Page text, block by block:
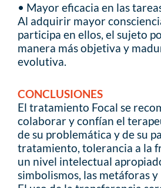
• Mayor eficacia en las
Al adquirir mayor
participa en ellos, el sujeto
manera más objetiva y
evolutiva.
CONCLUSIONES
El tratamiento Focal se
colaborar y confían el
de su problemática y de su
tratamiento, tolerancia a la
un nivel intelectual
simbolismos, las metáforas